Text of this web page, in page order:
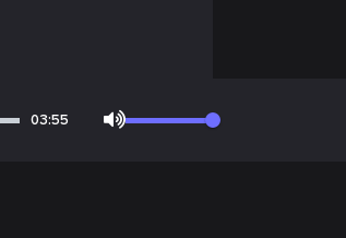
03:55